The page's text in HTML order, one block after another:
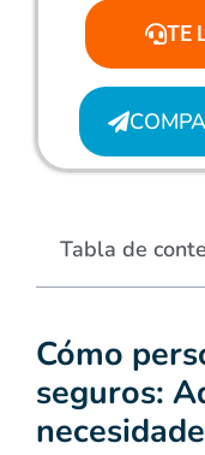
Cómo
seguros:
TE
Tabla de